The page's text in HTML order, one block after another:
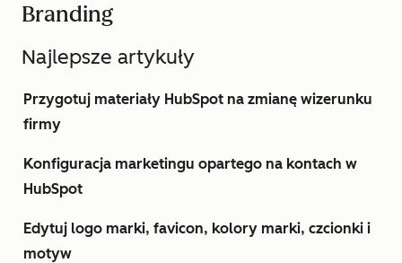
Branding
Najlepsze artykuły
Przygotuj materiały HubSpot na zmianę wizerunku
firmy
Konfiguracja marketingu opartego na kontach w
HubSpot
Edytuj logo marki, favicon, kolory marki, czcionki i
motyw